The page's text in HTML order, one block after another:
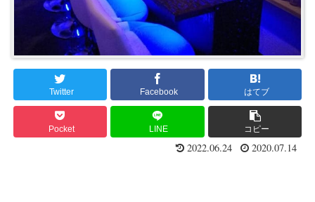
Twitter Facebook はてブ
Pocket LINE コピー
2022.06.24 2020.07.14